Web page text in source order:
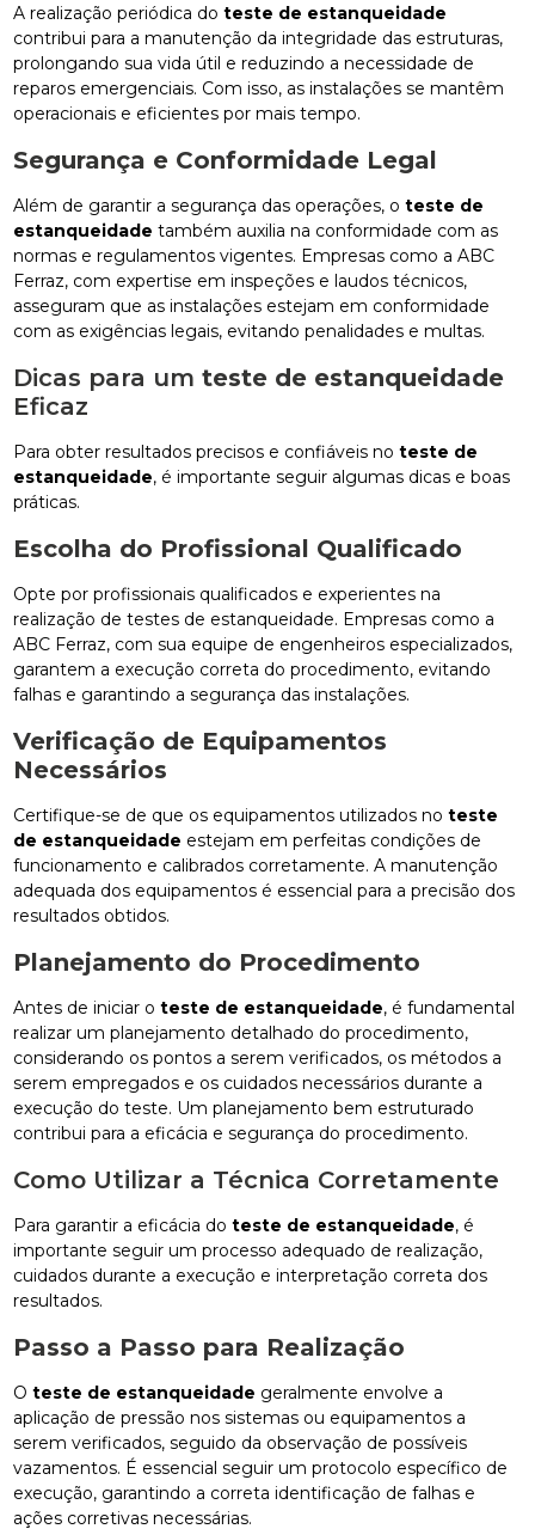
A realização periódica doteste de estanqueidade
contribui para a manutenção da integridade das estruturas,
prolongando sua vida útil e reduzindo a necessidade de
reparos emergenciais. Com isso, as instalações se mantêm
operacionais e eficientes por mais tempo.
Segurança e Conformidade Legal
Além de garantir a segurança das operações, oteste de
estanqueidade também auxilia na conformidade com as
normas e regulamentos vigentes. Empresas como a ABC
Ferraz, com expertise em inspeções e laudos técnicos,
asseguram que as instalações estejam em conformidade
com as exigências legais, evitando penalidades e multas.
Dicas para umteste de estanqueidade
Eficaz
Para obter resultados precisos e confiáveis noteste de
estanqueidade, é importante seguir algumas dicas e boas
práticas.
Escolha do Profissional Qualificado
Opte por profissionais qualificados e experientes na
realização de testes de estanqueidade. Empresas como a
ABC Ferraz, com sua equipe de engenheiros especializados,
garantem a execução correta do procedimento, evitando
falhas e garantindo a segurança das instalações.
Verificação de Equipamentos
Necessários
Certifique-se de que os equipamentos utilizados noteste
de estanqueidade estejam em perfeitas condições de
funcionamento e calibrados corretamente. A manutenção
adequada dos equipamentos é essencial para a precisão dos
resultados obtidos.
Planejamento do Procedimento
Antes de iniciar oteste de estanqueidade, é fundamental
realizar um planejamento detalhado do procedimento,
considerando os pontos a serem verificados, os métodos a
serem empregados e os cuidados necessários durante a
execução do teste. Um planejamento bem estruturado
contribui para a eficácia e segurança do procedimento.
Como Utilizar a Técnica Corretamente
Para garantir a eficácia doteste de estanqueidade, é
importante seguir um processo adequado de realização,
cuidados durante a execução e interpretação correta dos
resultados.
Passo a Passo para Realização
Oteste de estanqueidade geralmente envolve a
aplicação de pressão nos sistemas ou equipamentos a
serem verificados, seguido da observação de possíveis
vazamentos. É essencial seguir um protocolo específico de
execução, garantindo a correta identificação de falhas e
ações corretivas necessárias.